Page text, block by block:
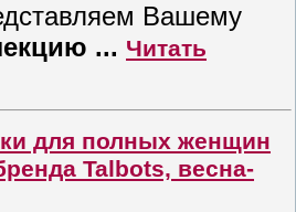
Вашему
... Читать
для полных женщин
Talbots, весна-